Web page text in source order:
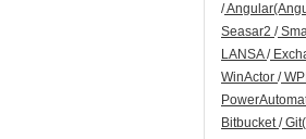
/
Seasar2 /
LANSA/
WinActor /
Bitbucket/